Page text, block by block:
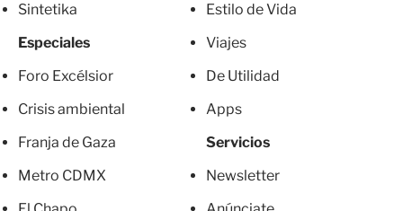
Sintetika
Especiales
Foro Excélsior
Crisis ambiental
Franja de Gaza
Metro CDMX
Estilo de Vida
Viajes
De Utilidad
Apps
Servicios
Newsletter